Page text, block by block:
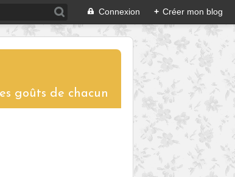
Connexion + Créer mon blog
goûts de chacun